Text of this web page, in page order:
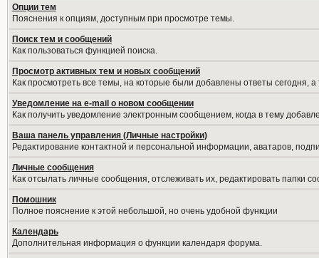
Опции тем
Пояснения к опциям, доступным при просмотре темы.
Поиск тем и сообщений
Как пользоваться функцией поиска.
Просмотр активных тем и новых сообщений
Как просмотреть все темы, на которые были добавлены ответы сегодня,
Уведомление на е-mail о новом сообщении
Как получить уведомление электронным сообщением, когда в тему
Ваша панель управления (Личные настройки)
Редактирование контактной и персональной информации, аватаров,
Личные сообщения
Как отсылать личные сообщения, отслеживать их, редактировать папки
Помошник
Полное пояснение к этой небольшой, но очень удобной функции
Календарь
Дополнительная информация о функции календаря форума.